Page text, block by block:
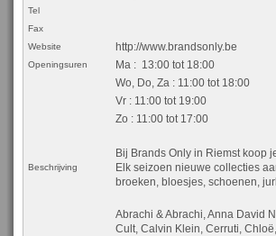
Tel
Fax
Website
http://www.brandsonly.be
Openingsuren
Ma : 13:00 tot 18:00
Wo, Do, Za : 11:00 tot 18:00
Vr : 11:00 tot 19:00
Zo : 11:00 tot 17:00
Beschrijving
Bij Brands Only in Riemst koop
Elk seizoen nieuwe collecties
broeken, bloesjes, schoenen,
Abrachi & Abrachi, Anna David
Cult, Calvin Klein, Cerruti,